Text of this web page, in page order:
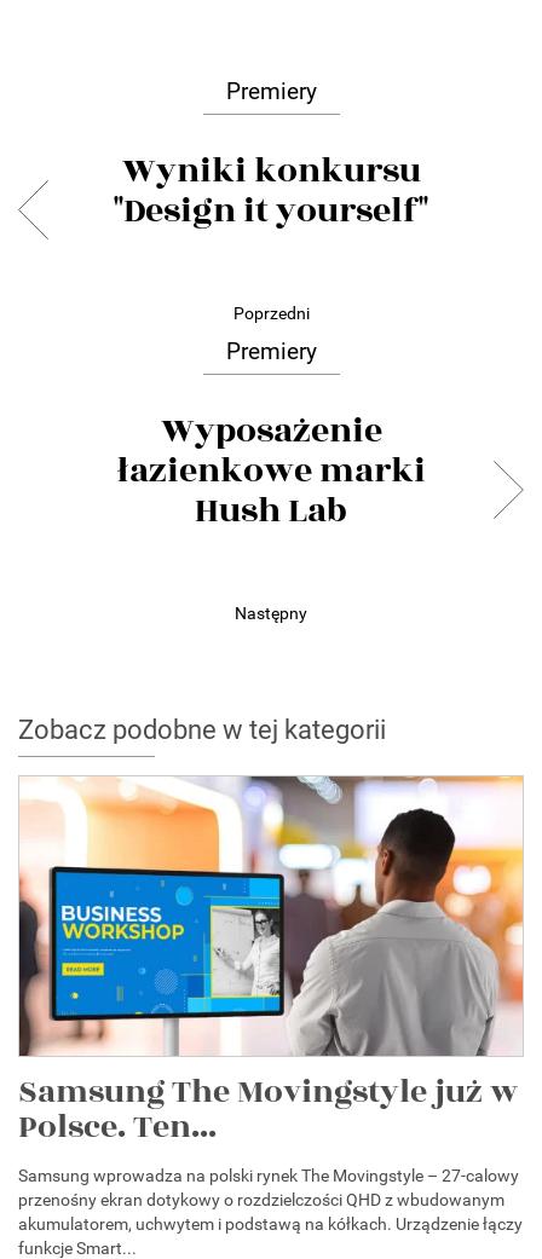
Premiery
Wyniki konkursu
"Design it yourself"
Poprzedni
Premiery
Wyposażenie
łazienkowe marki
Hush Lab
Następny
Zobacz podobne w tej kategorii
Samsung The Movingstyle już w
Polsce. Ten...
Samsung wprowadza na polski rynek The Movingstyle – 27-calowy
przenośny ekran dotykowy o rozdzielczości QHD z wbudowanym
akumulatorem, uchwytem i podstawą na kółkach. Urządzenie łączy
funkcje Smart...